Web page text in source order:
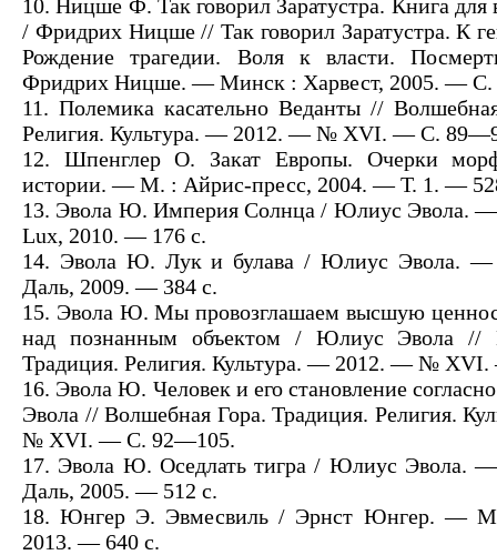
10. Ницше Ф. Так говорил Заратустра. Книга для
/ Фридрих Ницше // Так говорил Заратустра. К
Рождение трагедии. Воля к власти.
Фридрих Ницше. — Минск : Харвест, 2005. —
11. Полемика касательно Веданты //
Религия. Культура. — 2012. — № XVI. — С.
12. Шпенглер О. Закат Европы. Очерки
истории. — М. : Айрис-пресс, 2004. — Т. 1. —
13. Эвола Ю. Империя Солнца / Юлиус Эвола. —
Lux, 2010. — 176 с.
14. Эвола Ю. Лук и булава / Юлиус Эвола.
Даль, 2009. — 384 с.
15. Эвола Ю. Мы провозглашаем высшую
над познанным объектом / Юлиус Эвола //
Традиция. Религия. Культура. — 2012. — №
16. Эвола Ю. Человек и его становление
Эвола // Волшебная Гора. Традиция. Религия.
№ XVI. — С. 92—105.
17. Эвола Ю. Оседлать тигра / Юлиус Эвола.
Даль, 2005. — 512 с.
18. Юнгер Э. Эвмесвиль / Эрнст Юнгер. —
2013. — 640 с.